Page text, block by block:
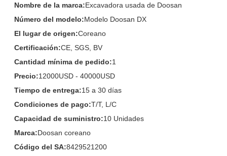
Nombre de la marca:Excavadora usada de Doosan
Número del modelo:Modelo Doosan DX
El lugar de origen:Coreano
Certificación:CE, SGS, BV
Cantidad mínima de pedido:1
Precio:12000USD - 40000USD
Tiempo de entrega:15 a 30 días
Condiciones de pago:T/T, L/C
Capacidad de suministro:10 Unidades
Marca:Doosan coreano
Código del SA:8429521200